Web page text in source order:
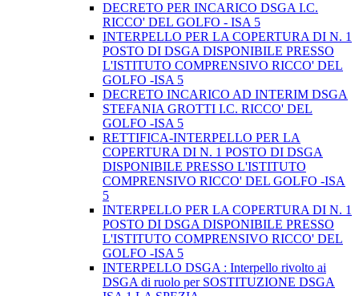
DECRETO PER INCARICO DSGA I.C.
RICCO' DEL GOLFO - ISA 5
INTERPELLO PER LA COPERTURA DI N. 1
POSTO DI DSGA DISPONIBILE PRESSO
L'ISTITUTO COMPRENSIVO RICCO' DEL
GOLFO -ISA 5
DECRETO INCARICO AD INTERIM DSGA
STEFANIA GROTTI I.C. RICCO' DEL
GOLFO -ISA 5
RETTIFICA-INTERPELLO PER LA
COPERTURA DI N. 1 POSTO DI DSGA
DISPONIBILE PRESSO L'ISTITUTO
COMPRENSIVO RICCO' DEL GOLFO -ISA
5
INTERPELLO PER LA COPERTURA DI N. 1
POSTO DI DSGA DISPONIBILE PRESSO
L'ISTITUTO COMPRENSIVO RICCO' DEL
GOLFO -ISA 5
INTERPELLO DSGA : Interpello rivolto ai
DSGA di ruolo per SOSTITUZIONE DSGA